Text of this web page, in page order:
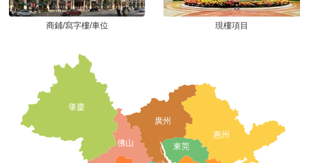
商鋪/寫字樓/車位 現樓項目
肇慶
佛山
廣州
惠州
東莞